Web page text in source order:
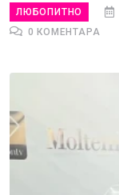
ЛЮБОПИТНО
0 КОМЕНТАРА